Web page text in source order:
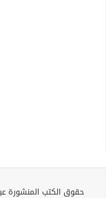
حقوق الكتب المنشورة